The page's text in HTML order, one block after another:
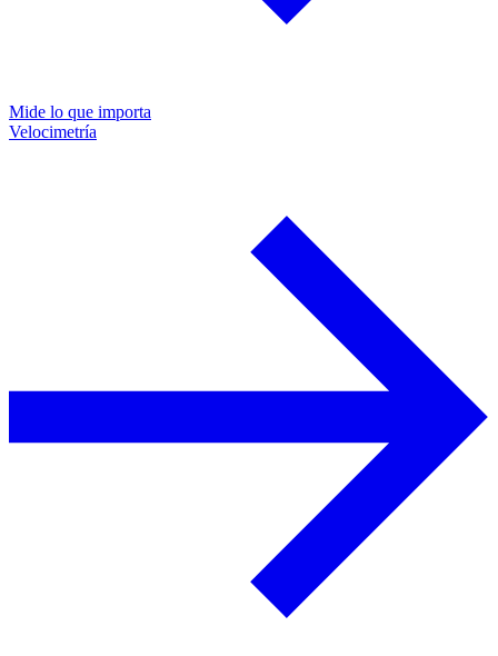
Mide lo que importa
Velocimetría